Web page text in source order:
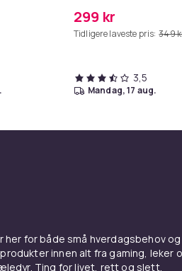
299 kr
Tidligere laveste pris: 349
3,5
mandag, 17 aug.
her for både små hverdagsbehov
innen alt fra gaming, leker
Ting for livet, rett og slett.